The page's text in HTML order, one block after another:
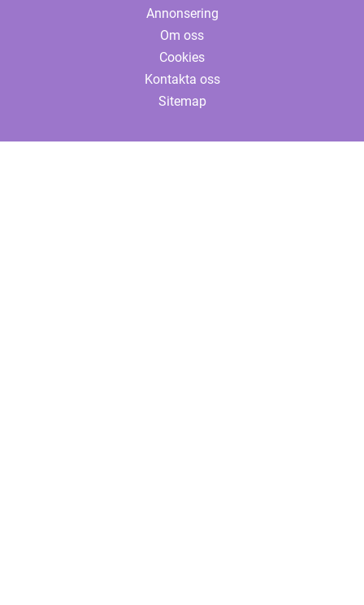
Annonsering
Om oss
Cookies
Kontakta oss
Sitemap